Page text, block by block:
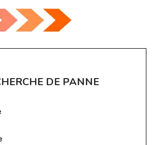
DE PANNE